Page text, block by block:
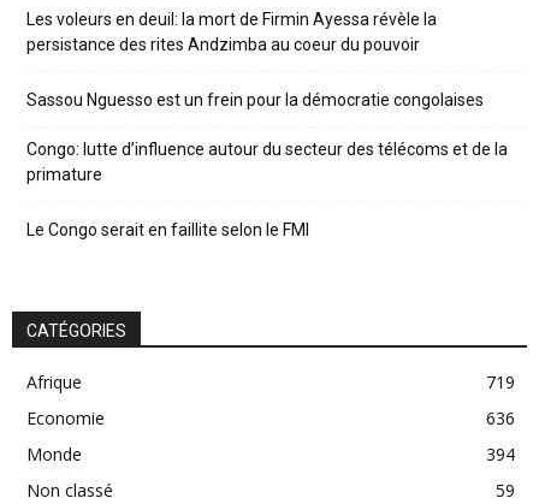
Les voleurs en deuil: la mort de Firmin Ayessa révèle la
persistance des rites Andzimba au coeur du pouvoir
Sassou Nguesso est un frein pour la démocratie congolaises
Congo: lutte d’influence autour du secteur des télécoms et de la
primature
Le Congo serait en faillite selon le FMI
CATÉGORIES
Afrique
719
Economie
636
Monde
394
Non classé
59